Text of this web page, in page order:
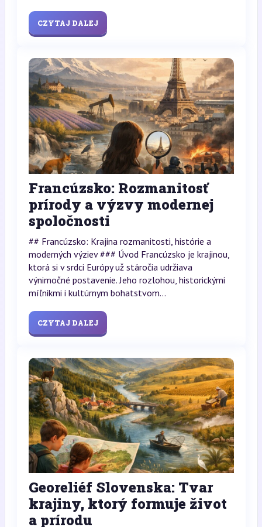
CZYTAJ DALEJ
Francúzsko: Rozmanitosť
prírody a výzvy modernej
spoločnosti
## Francúzsko: Krajina rozmanitosti, histórie a
moderných výziev ### Úvod Francúzsko je krajinou,
ktorá si v srdci Európy už stáročia udržiava
výnimočné postavenie. Jeho rozlohou, historickými
míľnikmi i kultúrnym bohatstvom...
CZYTAJ DALEJ
Georeliéf Slovenska: Tvar
krajiny, ktorý formuje život
a prírodu